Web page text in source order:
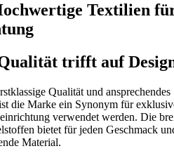
Textilien
trifft auf
Qualität und ansprechendes
die Marke ein Synonym für
verwendet werden. Die
bietet für jeden Geschmack
Material.